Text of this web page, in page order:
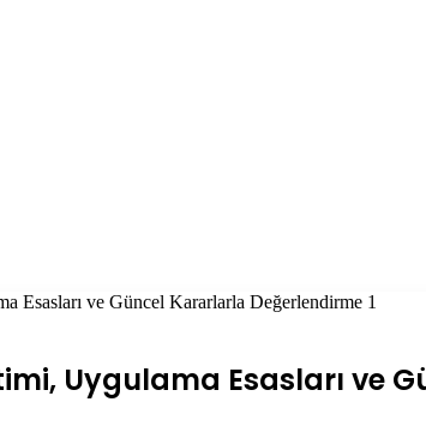
Esasları ve Güncel Kararlarla Değerlendirme 1
Uygulama Esasları ve